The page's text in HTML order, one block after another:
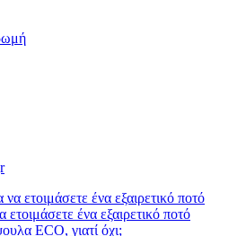
ένα εξαιρετικό ποτό